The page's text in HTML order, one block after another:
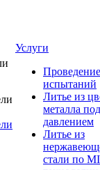
Услуги
Проведение
испытаний
Литье из
металла под
давлением
Литье из
стали по